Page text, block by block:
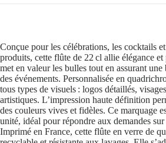
Conçue pour les célébrations, les cocktails
produits, cette flûte de 22 cl allie élégance
met en valeur les bulles tout en assurant
des événements. Personnalisée en
tous types de visuels : logos détaillés,
artistiques. L’impression haute définition
des couleurs vives et fidèles. Ce marquage
unité, idéal pour répondre aux demandes
Imprimé en France, cette flûte en verre de